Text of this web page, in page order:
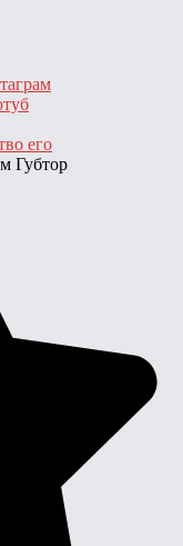
его
Губтор